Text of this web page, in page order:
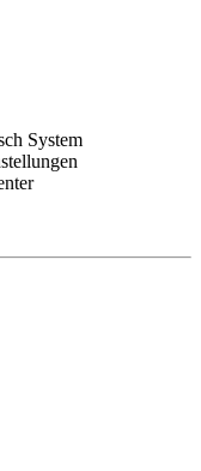
System